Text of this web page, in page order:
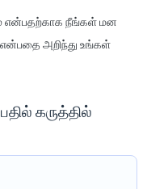
என்பதற்காக நீங்கள் மன
அறிந்து உங்கள்
கருத்தில்